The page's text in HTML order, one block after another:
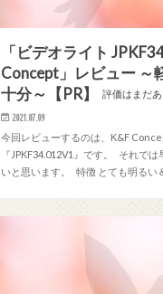
「ビデオライト
Concept」レビュー ～
十分～【PR】
評価はまだ
2021.07.09
今回レビューするのは、K&F
『JPKF34.012V1』です。 それで
いと思います。 特徴 とても明るい